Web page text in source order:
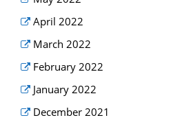
April 2022
March 2022
February 2022
January 2022
December 2021